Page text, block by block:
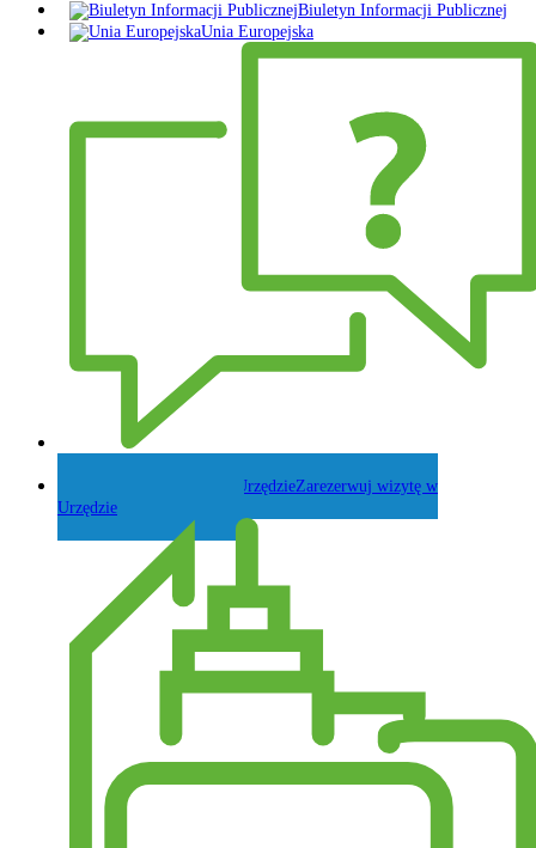
Biuletyn Informacji Publicznej
Unia Europejska
Zarezerwuj wizytę w
Urzędzie